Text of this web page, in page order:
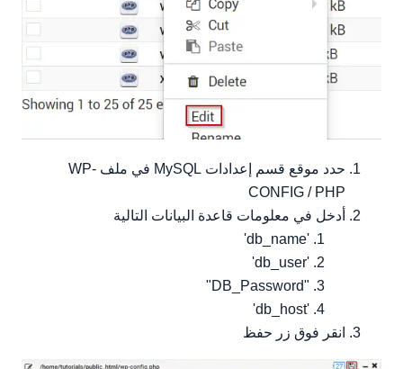
حدد موقع قسم إعدادات MySQL في ملف WP-
CONFIG / PHP
أدخل في معلومات قاعدة البيانات التالية
'db_name'
'db_user'
"DB_Password"
'db_host'
انقر فوق زر حفظ